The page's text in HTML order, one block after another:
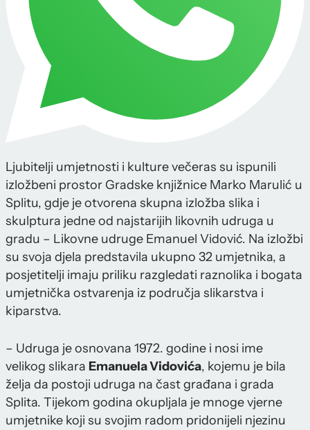
Ljubitelji umjetnosti i kulture večeras su ispunili
izložbeni prostor Gradske knjižnice Marko Marulić u
Splitu, gdje je otvorena skupna izložba slika i
skulptura jedne od najstarijih likovnih udruga u
gradu – Likovne udruge Emanuel Vidović. Na izložbi
su svoja djela predstavila ukupno 32 umjetnika, a
posjetitelji imaju priliku razgledati raznolika i bogata
umjetnička ostvarenja iz područja slikarstva i
kiparstva.
– Udruga je osnovana 1972. godine i nosi ime
velikog slikara Emanuela Vidovića, kojemu je bila
želja da postoji udruga na čast građana i grada
Splita. Tijekom godina okupljala je mnoge vjerne
umjetnike koji su svojim radom pridonijeli njezinu